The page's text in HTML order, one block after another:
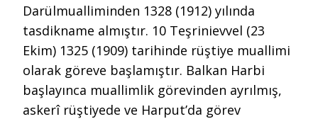
Darülmualliminden 1328 (1912) yılında
tasdikname almıştır. 10 Teşrinievvel (23
Ekim) 1325 (1909) tarihinde rüştiye muallimi
olarak göreve başlamıştır. Balkan Harbi
başlayınca muallimlik görevinden ayrılmış,
askerî rüştiyede ve Harput’da görev